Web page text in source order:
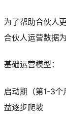
为了帮助合伙人
合伙人运营数据
基础运营模型：
启动期（第1-3
益逐步爬坡